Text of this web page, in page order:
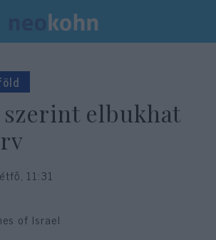
szerint elbukhat
11:31
of Israel